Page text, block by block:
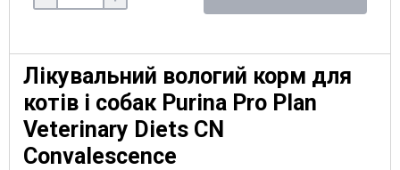
Лікувальний вологий корм для
котів і собак Purina Pro Plan
Veterinary Diets CN
Convalescence